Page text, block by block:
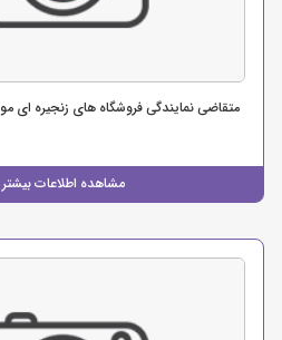
مشاهده اطلاعات بیشتر
متقاضی نمایندگی فروشگاه های زنجیره ای